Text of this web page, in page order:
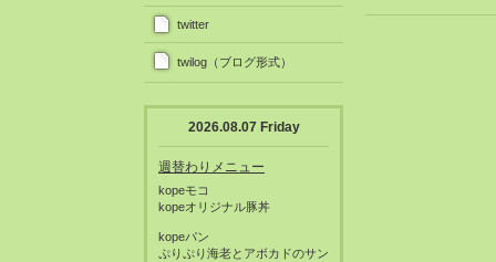
twitter
twilog（ブログ形式）
2026.08.07 Friday
週替わりメニュー
kopeモコ
kopeオリジナル豚丼
kopeパン
ぷりぷり海老とアボカドのサン